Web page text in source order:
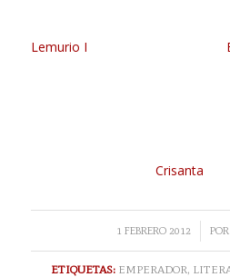
Lemurio I
Crisanta
1 FEBRERO 2012
/
ETIQUETAS: EMPERADOR,